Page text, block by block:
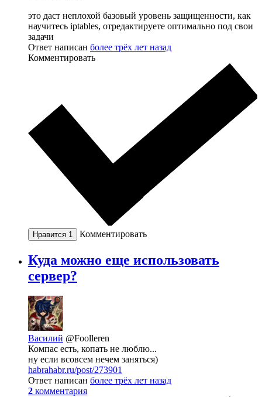
это даст неплохой базовый уровень защищенности, как
научитесь iptables, отредактируете оптимально под свои
задачи
Ответ написан более трёх лет назад
Комментировать
Нравится 1 Комментировать
Куда можно еще использовать
сервер?
Василий @Foolleren
Компас есть, копать не люблю...
ну если всовсем нечем заняться)
habrahabr.ru/post/273901
Ответ написан более трёх лет назад
2 комментария